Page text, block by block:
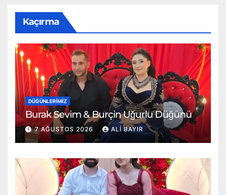
Kaçırma
DÜĞÜNLERIMIZ
Burak Sevim & Burçin Uğurlu Düğünü
7 AĞUSTOS 2026 ALI BAYIR